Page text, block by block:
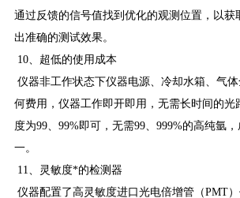
通过反馈的信号值找到优化的观测位置，以获
出准确的测试效果。
10、超低的使用成本
仪器非工作状态下仪器电源、冷却水箱、气
何费用，仪器工作即开即用，无需长时间的光
度为99、99%即可，无需99、999%的高纯氩
一。
11、灵敏度*的检测器
仪器配置了高灵敏度进口光电倍增管（PMT